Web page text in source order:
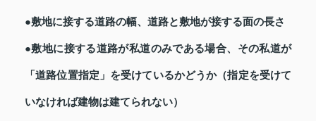
●敷地に接する道路の幅、道路と敷地が接する面の長さ
●敷地に接する道路が私道のみである場合、その私道が
「道路位置指定」を受けているかどうか（指定を受けて
いなければ建物は建てられない）